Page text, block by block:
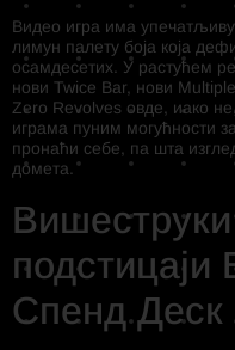
Видео игра има
лимун палету боја која
осамдесетих. У растућем
нови Twice Bar, нови
Zero Revolves овде, иако
играма пуним могућности
пронаћи себе, па шта
домета.
подстицаји
Спенд Деск